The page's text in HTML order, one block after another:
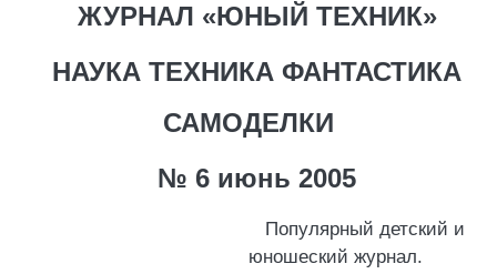
ЖУРНАЛ «ЮНЫЙ ТЕХНИК»
НАУКА ТЕХНИКА ФАНТАСТИКА
САМОДЕЛКИ
№ 6 июнь 2005
Популярный детский и
юношеский журнал.